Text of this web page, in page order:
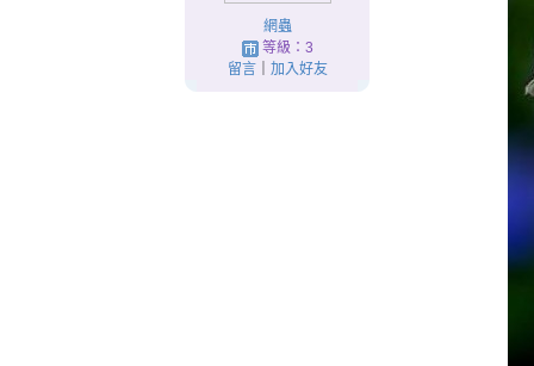
網蟲
等級：3
留言｜ 加入好友